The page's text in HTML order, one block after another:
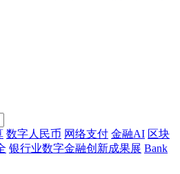
数字人民币 网络支付 金融AI 区块
银行业数字金融创新成果展 Bank